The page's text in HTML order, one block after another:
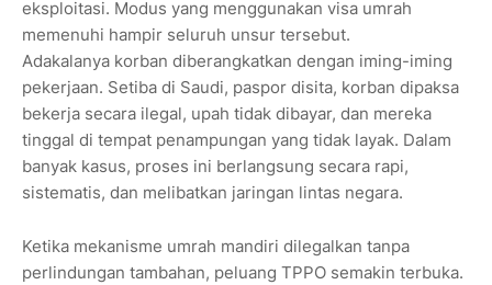
eksploitasi. Modus yang menggunakan visa umrah
memenuhi hampir seluruh unsur tersebut.
Adakalanya korban diberangkatkan dengan iming-iming
pekerjaan. Setiba di Saudi, paspor disita, korban dipaksa
bekerja secara ilegal, upah tidak dibayar, dan mereka
tinggal di tempat penampungan yang tidak layak. Dalam
banyak kasus, proses ini berlangsung secara rapi,
sistematis, dan melibatkan jaringan lintas negara.
Ketika mekanisme umrah mandiri dilegalkan tanpa
perlindungan tambahan, peluang TPPO semakin terbuka.